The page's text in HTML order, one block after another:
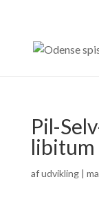
Pil-
libitum
afudvikling|